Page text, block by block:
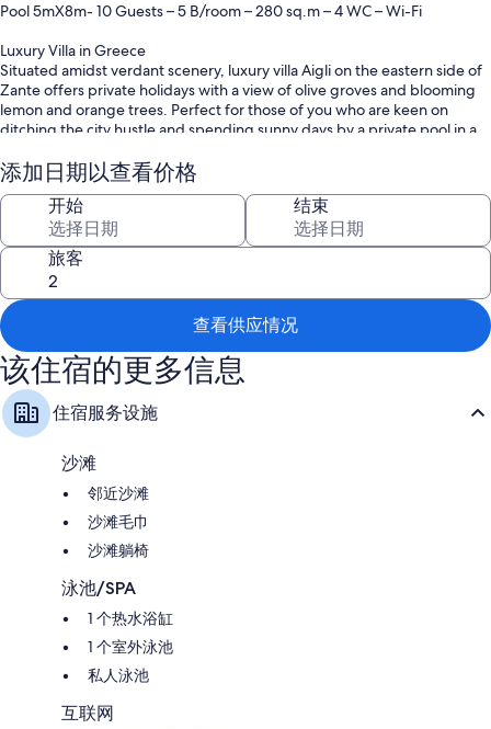
Pool 5mX8m- 10 Guests – 5 B/room – 280 sq.m – 4 WC – Wi-Fi
Luxury Villa in Greece
Situated amidst verdant scenery, luxury villa Aigli on the eastern side of
Zante offers private holidays with a view of olive groves and blooming
lemon and orange trees. Perfect for those of you who are keen on
ditching the city hustle and spending sunny days by a private pool in a
coincide perfectly with the commodious indoors. Relax in a luxury villa
with all basic commodities just a breath away.
Villa Highlights
Zante Water Village Aquapark nearby
Very private, yet short drive to shops and restaurants
Just refurbished
Exceptional outdoor living areas
Large pool in very private gardens
Aigli Villa in Zakynthos
The imposing entrance with two palm trees leads to the interior of the
flowers. Ideal for dreamy holidays with children due to vast spaces for
endless hours of outdoor exploration. A luminous kitchen connects with
two pool-view living rooms and a prodigious on-demand chef is there
to unburden you for uninterrupted family moments. Thoughtfully
decorated and equipped for the utmost comfort, Aigli luxury villa in
Greece (Zante) makes for perfect relaxation holidays.
添加日期以查看价格
开始 结束
旅客
查看供应情况
该住宿的更多信息
住宿服务设施
沙滩
邻近沙滩
沙滩毛巾
沙滩躺椅
泳池/SPA
1 个热水浴缸
1 个室外泳池
私人泳池
互联网